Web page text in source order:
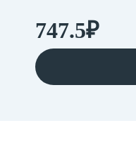
747.5₽